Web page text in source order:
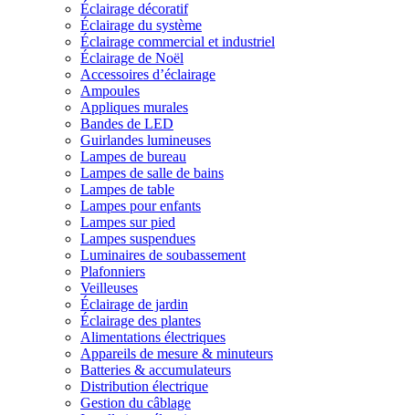
Éclairage décoratif
Éclairage du système
Éclairage commercial et industriel
Éclairage de Noël
Accessoires d’éclairage
Ampoules
Appliques murales
Bandes de LED
Guirlandes lumineuses
Lampes de bureau
Lampes de salle de bains
Lampes de table
Lampes pour enfants
Lampes sur pied
Lampes suspendues
Luminaires de soubassement
Plafonniers
Veilleuses
Éclairage de jardin
Éclairage des plantes
Alimentations électriques
Appareils de mesure & minuteurs
Batteries & accumulateurs
Distribution électrique
Gestion du câblage